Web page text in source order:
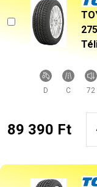
D C 72
89 390 Ft